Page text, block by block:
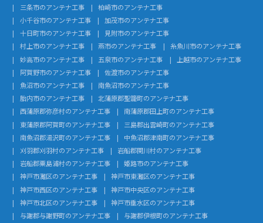
三条市のアンテナ工事
柏崎市のアンテナ工事
小千谷市のアンテナ工事
加茂市のアンテナ工事
十日町市のアンテナ工事
見附市のアンテナ工事
村上市のアンテナ工事
燕市のアンテナ工事
糸魚川市のアンテナ工事
妙高市のアンテナ工事
五泉市のアンテナ工事
上越市のアンテナ工事
阿賀野市のアンテナ工事
佐渡市のアンテナ工事
魚沼市のアンテナ工事
南魚沼市のアンテナ工事
胎内市のアンテナ工事
北蒲原郡聖籠町のアンテナ工事
西蒲原郡弥彦村のアンテナ工事
南蒲原郡田上町のアンテナ工事
東蒲原郡阿賀町のアンテナ工事
三島郡出雲崎町のアンテナ工事
南魚沼郡湯沢町のアンテナ工事
中魚沼郡津南町のアンテナ工事
刈羽郡刈羽村のアンテナ工事
岩船郡関川村のアンテナ工事
岩船郡粟島浦村のアンテナ工事
姫路市のアンテナ工事
神戸市灘区のアンテナ工事
神戸市東灘区のアンテナ工事
神戸市西区のアンテナ工事
神戸市中央区のアンテナ工事
神戸市北区のアンテナ工事
神戸市垂水区のアンテナ工事
与謝郡与謝野町のアンテナ工事
与謝郡伊根町のアンテナ工事